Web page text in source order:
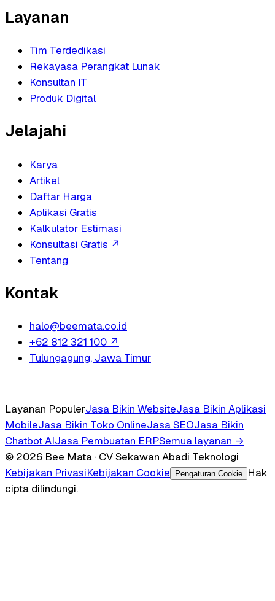
Layanan
Tim Terdedikasi
Rekayasa Perangkat Lunak
Konsultan IT
Produk Digital
Jelajahi
Karya
Artikel
Daftar Harga
Aplikasi Gratis
Kalkulator Estimasi
Konsultasi Gratis ↗
Tentang
Kontak
halo@beemata.co.id
+62 812 321 100 ↗
Tulungagung, Jawa Timur
Layanan PopulerJasa Bikin WebsiteJasa Bikin Aplikasi
MobileJasa Bikin Toko OnlineJasa SEOJasa Bikin
Chatbot AIJasa Pembuatan ERPSemua layanan →
© 2026 Bee Mata · CV Sekawan Abadi Teknologi
Kebijakan PrivasiKebijakan Cookie Pengaturan Cookie
Hak
cipta dilindungi.